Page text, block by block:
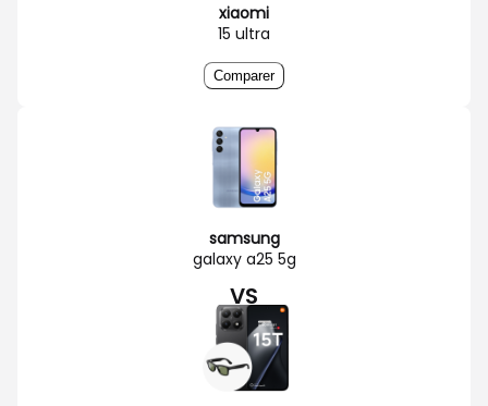
xiaomi
15 ultra
Comparer
samsung
galaxy a25 5g
VS